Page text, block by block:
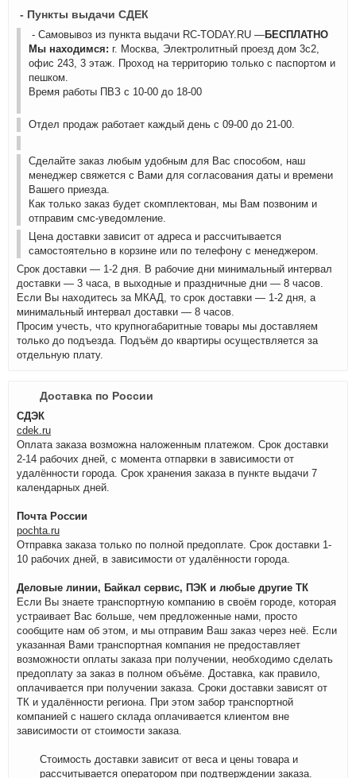
- Пункты выдачи СДЕК
- Самовывоз из пункта выдачи RC-TODAY.RU —БЕСПЛАТНО
Мы находимся: г. Москва, Электролитный проезд дом 3с2,
офис 243, 3 этаж. Проход на территорию только с паспортом и
пешком.
Время работы ПВЗ с 10-00 до 18-00
Отдел продаж работает каждый день с 09-00 до 21-00.
Сделайте заказ любым удобным для Вас способом, наш
менеджер свяжется с Вами для согласования даты и времени
Вашего приезда.
Как только заказ будет скомплектован, мы Вам позвоним и
отправим смс-уведомление.
Цена доставки зависит от адреса и рассчитывается
самостоятельно в корзине или по телефону с менеджером.
Срок доставки — 1-2 дня. В рабочие дни минимальный интервал
доставки — 3 часа, в выходные и праздничные дни — 8 часов.
Если Вы находитесь за МКАД, то срок доставки — 1-2 дня, а
минимальный интервал доставки — 8 часов.
Просим учесть, что крупногабаритные товары мы доставляем
только до подъезда. Подъём до квартиры осуществляется за
отдельную плату.
Доставка по России
СДЭК
cdek.ru
Оплата заказа возможна наложенным платежом. Срок доставки
2-14 рабочих дней, с момента отпарвки в зависимости от
удалённости города. Срок хранения заказа в пункте выдачи 7
календарных дней.
Почта России
pochta.ru
Отправка заказа только по полной предоплате. Срок доставки 1-
10 рабочих дней, в зависимости от удалённости города.
Деловые линии, Байкал сервис, ПЭК и любые другие ТК
Если Вы знаете транспортную компанию в своём городе, которая
устраивает Вас больше, чем предложенные нами, просто
сообщите нам об этом, и мы отправим Ваш заказ через неё. Если
указанная Вами транспортная компания не предоставляет
возможности оплаты заказа при получении, необходимо сделать
предоплату за заказ в полном объёме. Доставка, как правило,
оплачивается при получении заказа. Сроки доставки зависят от
ТК и удалённости региона. При этом забор транспортной
компанией с нашего склада оплачивается клиентом вне
зависимости от стоимости заказа.
Стоимость доставки зависит от веса и цены товара и
рассчитывается оператором при подтверждении заказа.